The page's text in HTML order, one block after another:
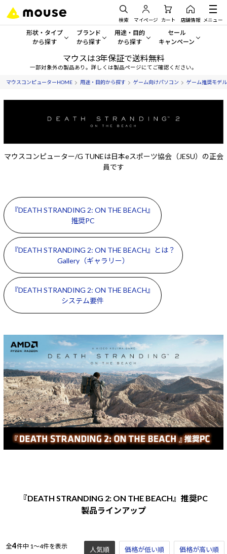
検索 マイページ カート 店舗情報 メニュー
形状・タイプ
から探す
形状・タイプから探す をすべてみる
デスクトップPC
サーバー
ディスプレイ
Windows 11|Copilot+ PC
ブランド
から探す
mouse
G TUNE
MousePro
Windows 11| Copilot+ PC
用途・目的
から探す
一般向けパソコン
ゲーミングPC・ゲーム向けパソコン
学習向けパソコン
AIおすすめパソコン
Windows 11|Copilot+ PC
セール
キャンペーン
セール・キャンペー
期間限定セール
アウトレットパソコン
おすすめ目玉パソコン
マウスは3年保証で送料無料
一部対象外の製品あり。詳しくは製品ページにてご確認ください。
マウスコンピューターHOME 用途・目的から探す ゲーム向けパソコン ゲーム推奨モデ
マウスコンピューター/G TUNEは日本eスポーツ協会（JESU）の正会
員です
『DEATH STRANDING 2: ON THE BEACH』
推奨PC
『DEATH STRANDING 2: ON THE BEACH』とは？
Gallery（ギャラリー）
『DEATH STRANDING 2: ON THE BEACH』
システム要件
『DEATH STRANDING 2: ON THE BEACH』推奨PC
製品ラインアップ
全4件中 1～4件を表示 人気順 価格が低い順 価格が高い順